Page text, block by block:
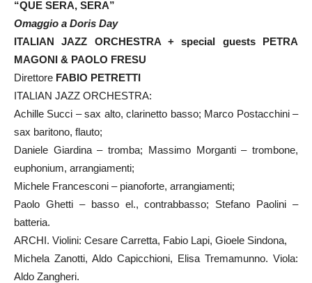
“QUE SERA, SERA”
Omaggio a Doris Day
ITALIAN JAZZ ORCHESTRA + special guests PETRA
MAGONI & PAOLO FRESU
Direttore FABIO PETRETTI
ITALIAN JAZZ ORCHESTRA:
Achille Succi – sax alto, clarinetto basso; Marco Postacchini –
sax baritono, flauto;
Daniele Giardina – tromba; Massimo Morganti – trombone,
euphonium, arrangiamenti;
Michele Francesconi – pianoforte, arrangiamenti;
Paolo Ghetti – basso el., contrabbasso; Stefano Paolini –
batteria.
ARCHI. Violini: Cesare Carretta, Fabio Lapi, Gioele Sindona,
Michela Zanotti, Aldo Capicchioni, Elisa Tremamunno. Viola:
Aldo Zangheri.